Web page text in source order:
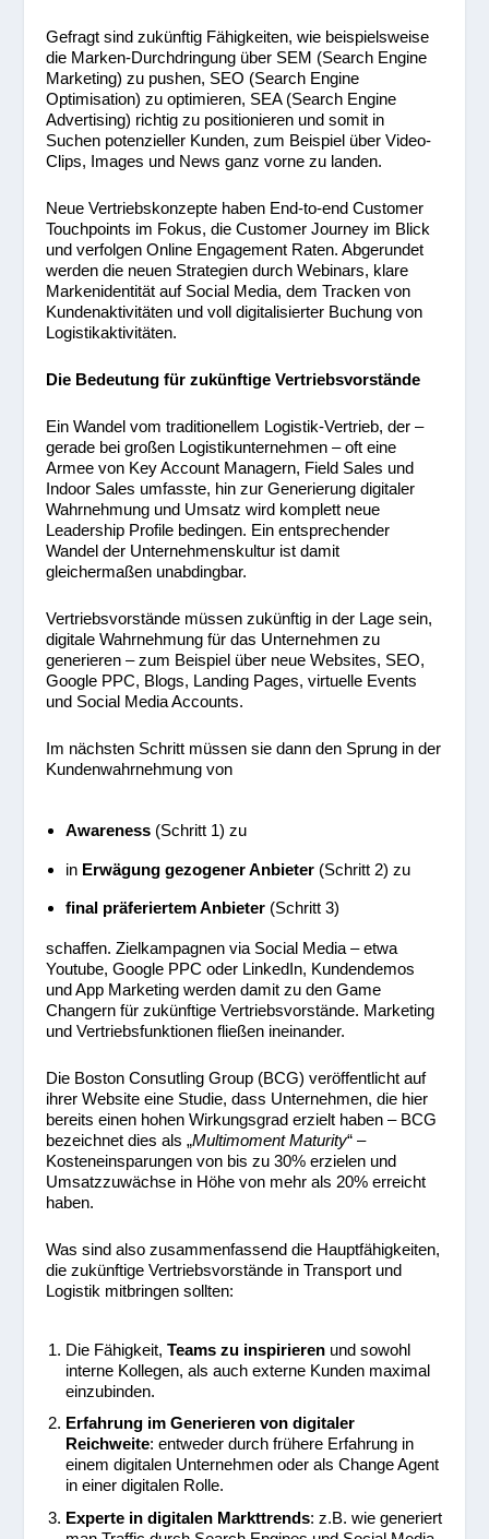
Gefragt sind zukünftig Fähigkeiten, wie beispielsweise
die Marken-Durchdringung über SEM (Search Engine
Marketing) zu pushen, SEO (Search Engine
Optimisation) zu optimieren, SEA (Search Engine
Advertising) richtig zu positionieren und somit in
Suchen potenzieller Kunden, zum Beispiel über Video-
Clips, Images und News ganz vorne zu landen.
Neue Vertriebskonzepte haben End-to-end Customer
Touchpoints im Fokus, die Customer Journey im Blick
und verfolgen Online Engagement Raten. Abgerundet
werden die neuen Strategien durch Webinars, klare
Markenidentität auf Social Media, dem Tracken von
Kundenaktivitäten und voll digitalisierter Buchung von
Logistikaktivitäten.
Die Bedeutung für zukünftige Vertriebsvorstände
Ein Wandel vom traditionellem Logistik-Vertrieb, der –
gerade bei großen Logistikunternehmen – oft eine
Armee von Key Account Managern, Field Sales und
Indoor Sales umfasste, hin zur Generierung digitaler
Wahrnehmung und Umsatz wird komplett neue
Leadership Profile bedingen. Ein entsprechender
Wandel der Unternehmenskultur ist damit
gleichermaßen unabdingbar.
Vertriebsvorstände müssen zukünftig in der Lage sein,
digitale Wahrnehmung für das Unternehmen zu
generieren – zum Beispiel über neue Websites, SEO,
Google PPC, Blogs, Landing Pages, virtuelle Events
und Social Media Accounts.
Im nächsten Schritt müssen sie dann den Sprung in der
Kundenwahrnehmung von
Awareness(Schritt 1) zu
in Erwägung gezogener Anbieter(Schritt 2) zu
final präferiertem Anbieter(Schritt 3)
schaffen. Zielkampagnen via Social Media – etwa
Youtube, Google PPC oder LinkedIn, Kundendemos
und App Marketing werden damit zu den Game
Changern für zukünftige Vertriebsvorstände. Marketing
und Vertriebsfunktionen fließen ineinander.
Die Boston Consutling Group (BCG) veröffentlicht auf
ihrer Website eine Studie, dass Unternehmen, die hier
bereits einen hohen Wirkungsgrad erzielt haben – BCG
bezeichnet dies als „Multimoment Maturity“ –
Kosteneinsparungen von bis zu 30% erzielen und
Umsatzzuwächse in Höhe von mehr als 20% erreicht
haben.
Was sind also zusammenfassend die Hauptfähigkeiten,
die zukünftige Vertriebsvorstände in Transport und
Logistik mitbringen sollten:
Die Fähigkeit, Teams zu inspirierenund sowohl
interne Kollegen, als auch externe Kunden maximal
einzubinden.
Erfahrung im Generieren von digitaler
Reichweite: entweder durch frühere Erfahrung in
einem digitalen Unternehmen oder als Change Agent
in einer digitalen Rolle.
Experte in digitalen Markttrends: z.B. wie generiert